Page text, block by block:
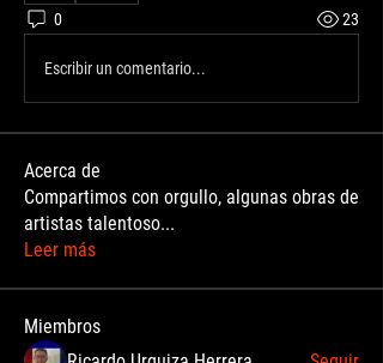
0 23
Escribir un comentario...
Acerca de
Compartimos con orgullo, algunas obras de
artistas talentoso...
Leer más
Miembros